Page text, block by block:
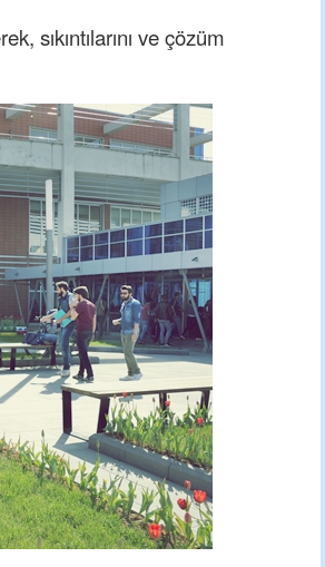
sıkıntılarını ve çözüm
Tufan
Helal
Cengiz GÜZEL
Başkana teşekkür Ederim Sağolsun ,10
senedir mendirekte Her yaz Aileden temizlik
terbiyesi Almamış pis insanların Çöplerini
toplayıp Kon... DEVAMI
Ereğlili
Ereğli Futbol Kulübünü Erdemir'i özelleştirenler
düşünsün ve sahip çıksınlar. Erdemir
özelleştirilmeseydi sponsor olurdu ve para
probl... DEVAMI
Ereğlili